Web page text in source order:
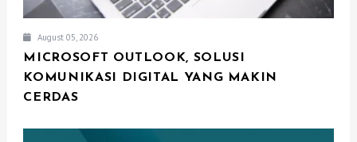
August 05, 2026
MICROSOFT OUTLOOK, SOLUSI
KOMUNIKASI DIGITAL YANG MAKIN
CERDAS